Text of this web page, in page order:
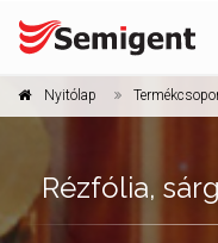
Nyitólap
Rézfólia,